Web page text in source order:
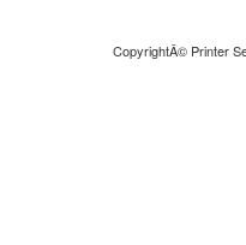
CopyrightÂ© Printer